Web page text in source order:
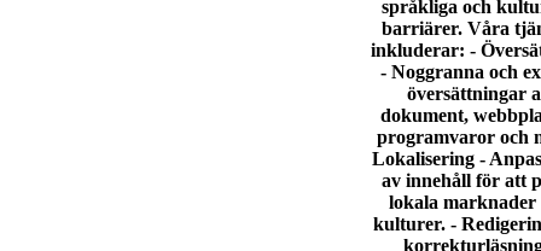
språkliga och
barriärer. Våra
inkluderar: -
- Noggranna och
översättningar
dokument,
programvaror och
Lokalisering -
av innehåll för att
lokala marknader
kulturer. -